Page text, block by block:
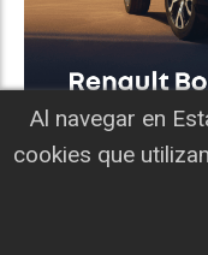
Al navegar en
cookies que